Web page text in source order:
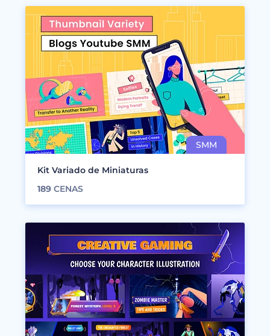
Kit Variado de Miniaturas
189 CENAS